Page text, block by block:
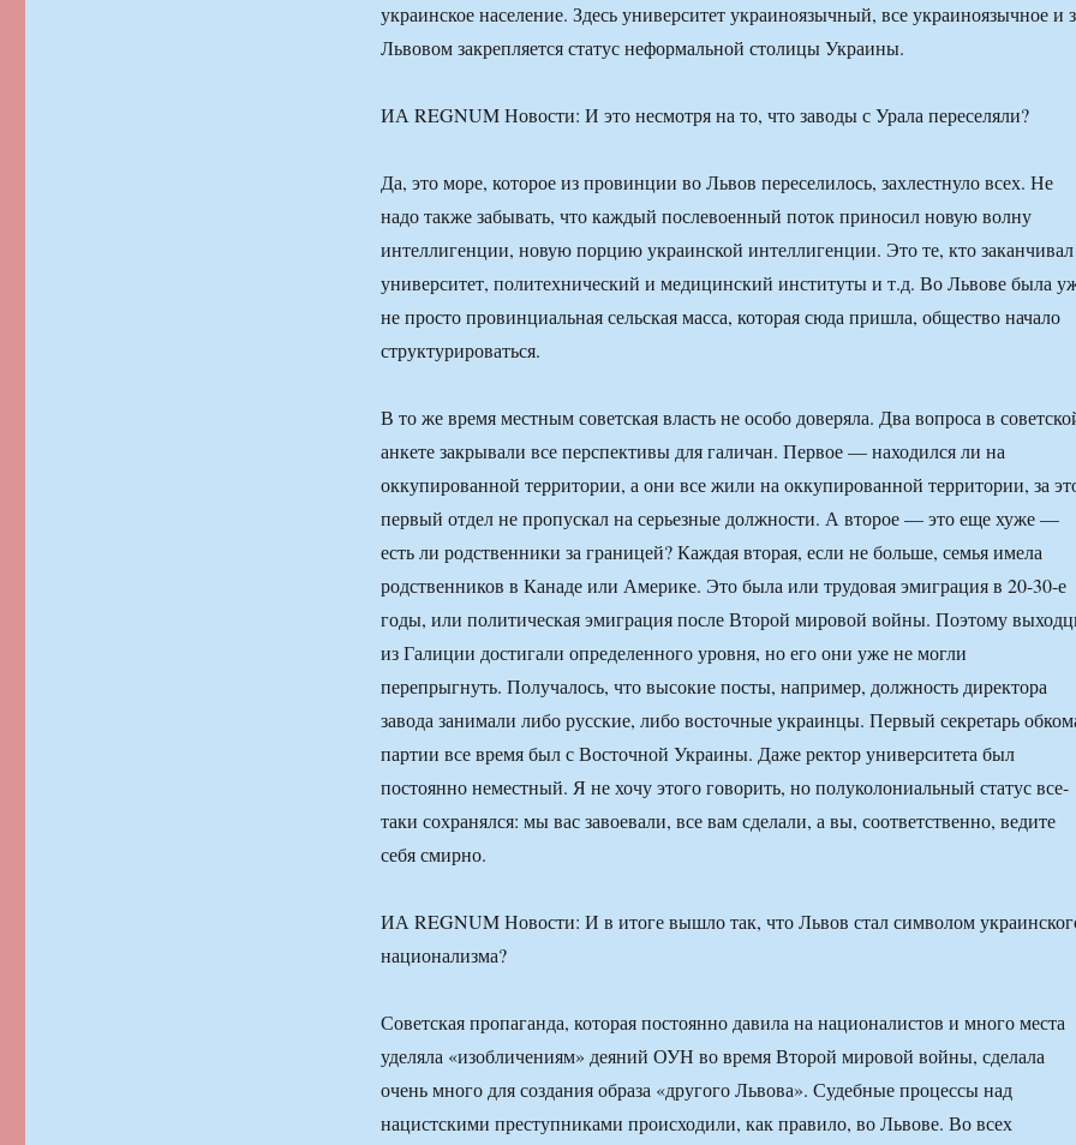
украинское население. Здесь университет украиноязычный, все украиноязычное и
Львовом закрепляется статус неформальной столицы Украины.
ИА REGNUM Новости: И это несмотря на то, что заводы с Урала переселяли?
Да, это море, которое из провинции во Львов переселилось, захлестнуло всех. Не
надо также забывать, что каждый послевоенный поток приносил новую волну
интеллигенции, новую порцию украинской интеллигенции. Это те, кто заканчивал
университет, политехнический и медицинский институты и т.д. Во Львове была
не просто провинциальная сельская масса, которая сюда пришла, общество начало
структурироваться.
В то же время местным советская власть не особо доверяла. Два вопроса в
анкете закрывали все перспективы для галичан. Первое — находился ли на
оккупированной территории, а они все жили на оккупированной территории, за
первый отдел не пропускал на серьезные должности. А второе — это еще хуже —
есть ли родственники за границей? Каждая вторая, если не больше, семья имела
родственников в Канаде или Америке. Это была или трудовая эмиграция в 20-30-е
годы, или политическая эмиграция после Второй мировой войны. Поэтому
из Галиции достигали определенного уровня, но его они уже не могли
перепрыгнуть. Получалось, что высокие посты, например, должность директора
завода занимали либо русские, либо восточные украинцы. Первый секретарь
партии все время был с Восточной Украины. Даже ректор университета был
постоянно неместный. Я не хочу этого говорить, но полуколониальный статус все-
таки сохранялся: мы вас завоевали, все вам сделали, а вы, соответственно, ведите
себя смирно.
ИА REGNUM Новости: И в итоге вышло так, что Львов стал символом
национализма?
Советская пропаганда, которая постоянно давила на националистов и много места
уделяла «изобличениям» деяний ОУН во время Второй мировой войны, сделала
очень много для создания образа «другого Львова». Судебные процессы над
нацистскими преступниками происходили, как правило, во Львове. Во всех